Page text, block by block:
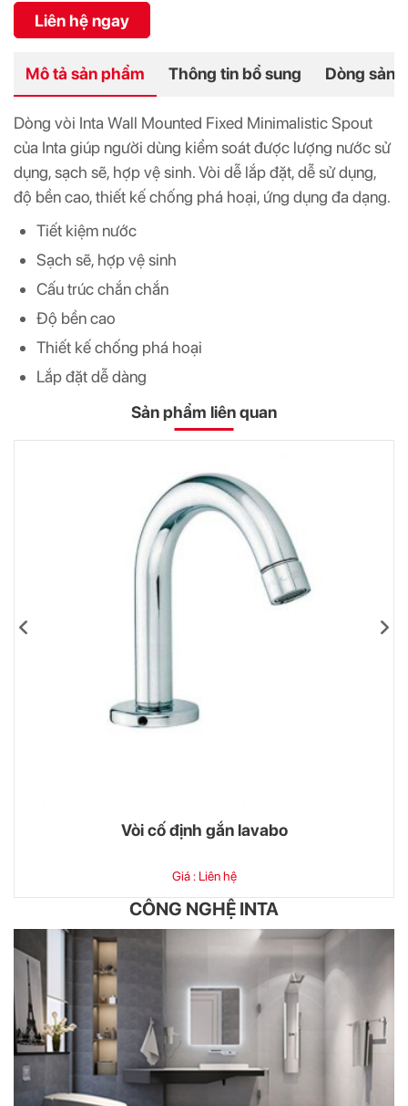
Liên hệ ngay
Mô tả sản phẩm Thông tin bổ sung Dòng sản
Dòng vòi Inta Wall Mounted Fixed Minimalistic Spout
của Inta giúp người dùng kiểm soát được lượng nước sử
dụng, sạch sẽ, hợp vệ sinh. Vòi dễ lắp đặt, dễ sử dụng,
độ bền cao, thiết kế chống phá hoại, ứng dụng đa dạng.
Tiết kiệm nước
Sạch sẽ, hợp vệ sinh
Cấu trúc chắn chắn
Độ bền cao
Thiết kế chống phá hoại
Lắp đặt dễ dàng
Sản phẩm liên quan
Vòi cố định gắn lavabo
Giá : Liên hệ
CÔNG NGHỆ INTA